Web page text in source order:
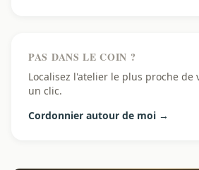
PAS DANS LE COIN ?
Localisez l'atelier le plus proche de
un clic.
Cordonnier autour de moi →